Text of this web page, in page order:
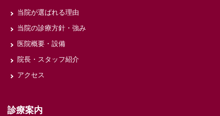
当院が選ばれる理由
当院の診療方針・強み
医院概要・設備
院長・スタッフ紹介
アクセス
診療案内